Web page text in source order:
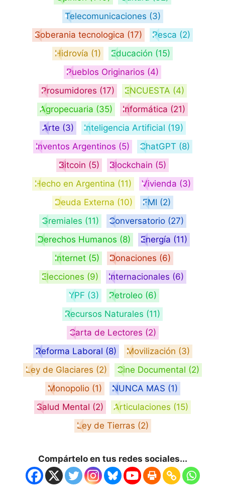
Telecomunicaciones (3)
Soberania tecnologica (17) Pesca (2)
Hidrovía (1) Educación (15)
Pueblos Originarios (4)
Prosumidores (17) ENCUESTA (4)
Agropecuaria (35) Informática (21)
Arte (3) Inteligencia Artificial (19)
Inventos Argentinos (5) ChatGPT (8)
Bitcoin (5) Blockchain (5)
Hecho en Argentina (11) Vivienda (3)
Deuda Externa (10) FMI (2)
Gremiales (11) Conversatorio (27)
Derechos Humanos (8) Energía (11)
Internet (5) Donaciones (6)
Elecciones (9) Internacionales (6)
YPF (3) Petroleo (6)
Recursos Naturales (11)
Carta de Lectores (2)
Reforma Laboral (8) Movilización (3)
Ley de Glaciares (2) Cine Documental (2)
Monopolio (1) NUNCA MAS (1)
Salud Mental (2) Articulaciones (15)
Ley de Tierras (2)
Compártelo en tus redes sociales...